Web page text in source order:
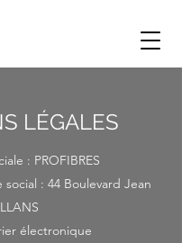
LÉGALES
: PROFIBRES
: 44 Boulevard Jean
électronique